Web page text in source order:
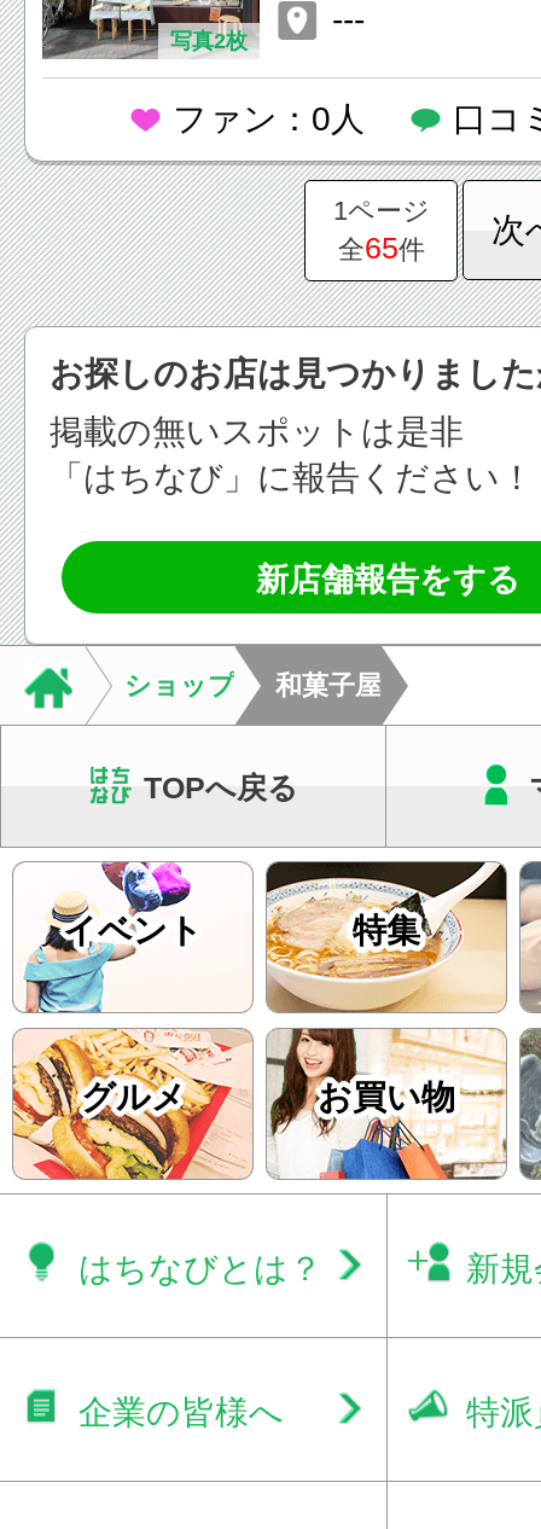
写真2枚
---
ファン：0人 口コ
1ページ
全65件
次
お探しのお店は見つかりまし
掲載の無いスポットは是非
「はちなび」に報告ください！
新店舗報告をする
ショップ 和菓子屋
TOPへ戻る
イベント 特集
グルメ お買い物
はちなびとは？ 新
企業の皆様へ 特